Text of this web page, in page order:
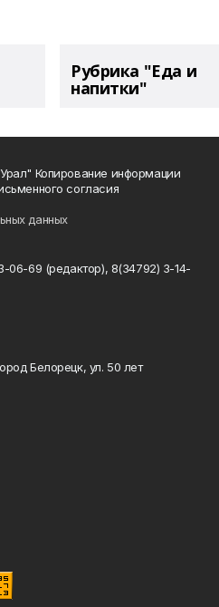
Рубрика "Еда и
напитки"
Копирование информации
согласия
данных
06-69 (редактор), 8(34792) 3-14-
Белорецк, ул. 50 лет